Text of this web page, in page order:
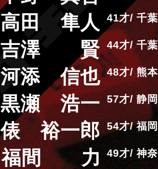
高田 隼人 41 千葉
吉澤 賢 44 千葉
河添 信也 48 熊本
黒瀬 浩一 57 静岡
俵 裕一郎 54 福岡
福間 力 49 神奈